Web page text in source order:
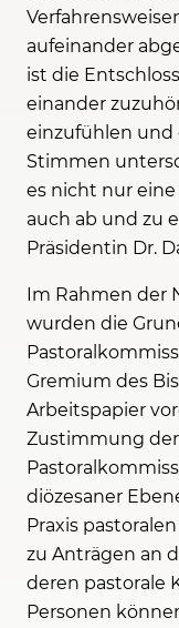
aufeinander
ist die
einander
einzufühlen und
Stimmen
es nicht nur
auch ab und zu
Präsidentin Dr.
Im Rahmen der
wurden die
Gremium des
Arbeitspapier
Zustimmung
diözesaner
Praxis
zu Anträgen an
deren pastorale
Personen